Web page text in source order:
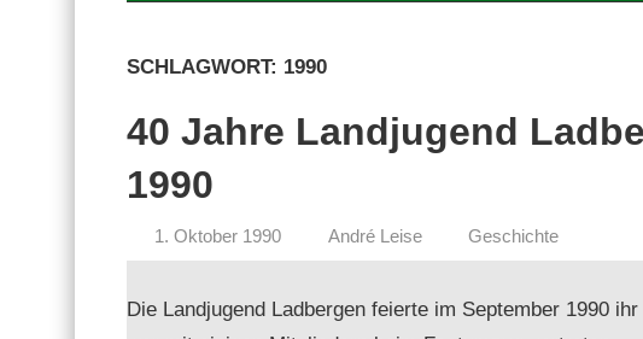
SCHLAGWORT: 1990
40 Jahre Landjugend
1990
1. Oktober 1990 André Leise Geschichte
Die Land­ju­gend Lad­ber­gen feierte im Sep­tem­ber 1990